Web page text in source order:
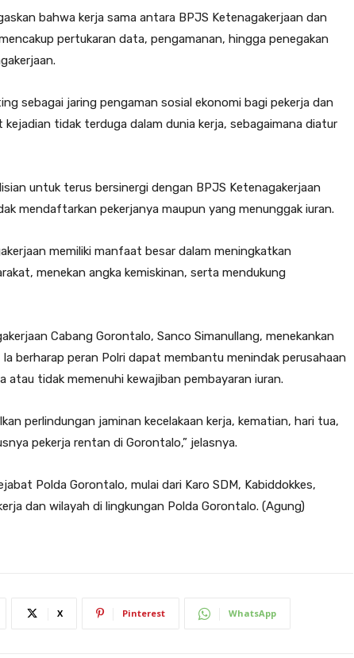
bahwa kerja sama antara BPJS Ketenagakerjaan dan
pertukaran data, pengamanan, hingga penegakan
sebagai jaring pengaman sosial ekonomi bagi pekerja dan
kejadian tidak terduga dalam dunia kerja, sebagaimana diatur
untuk terus bersinergi dengan BPJS Ketenagakerjaan
mendaftarkan pekerjanya maupun yang menunggak iuran.
memiliki manfaat besar dalam meningkatkan
menekan angka kemiskinan, serta mendukung
Cabang Gorontalo, Sanco Simanullang, menekankan
berharap peran Polri dapat membantu menindak perusahaan
atau tidak memenuhi kewajiban pembayaran iuran.
perlindungan jaminan kecelakaan kerja, kematian, hari tua,
pekerja rentan di Gorontalo,” jelasnya.
Polda Gorontalo, mulai dari Karo SDM, Kabiddokkes,
dan wilayah di lingkungan Polda Gorontalo. (Agung)
X Pinterest WhatsApp